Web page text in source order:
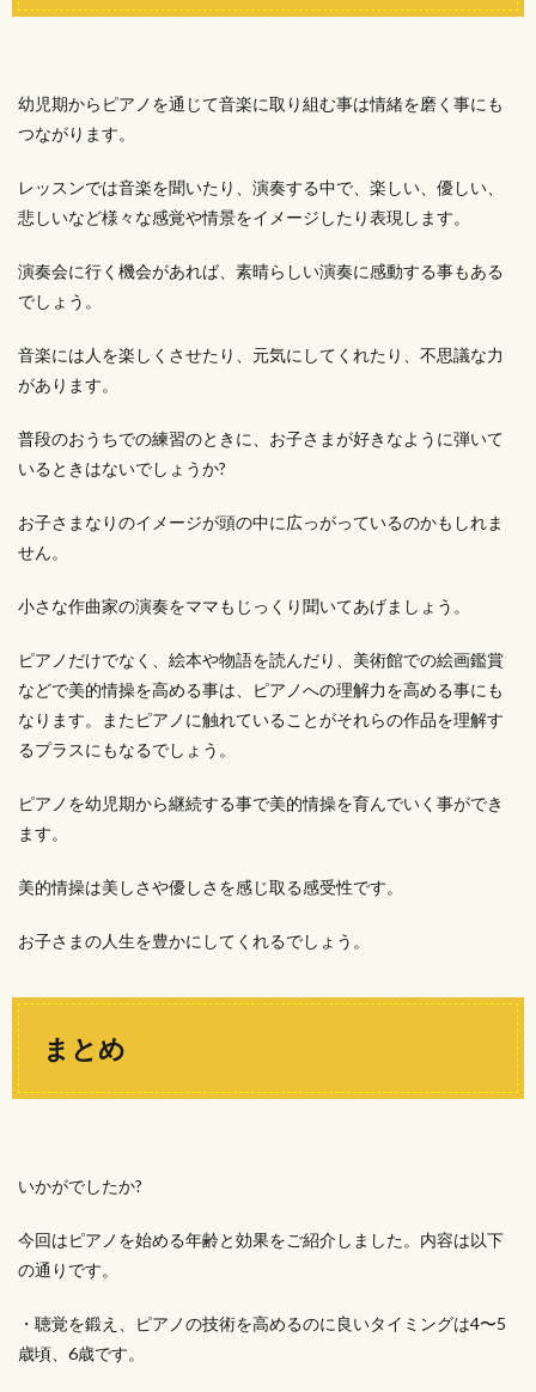
幼児期からピアノを通じて音楽に取り組む事は情緒を磨く事にも
つながります。
レッスンでは音楽を聞いたり、演奏する中で、楽しい、優しい、
悲しいなど様々な感覚や情景をイメージしたり表現します。
演奏会に行く機会があれば、素晴らしい演奏に感動する事もある
でしょう。
音楽には人を楽しくさせたり、元気にしてくれたり、不思議な力
があります。
普段のおうちでの練習のときに、お子さまが好きなように弾いて
いるときはないでしょうか?
お子さまなりのイメージが頭の中に広っがっているのかもしれま
せん。
小さな作曲家の演奏をママもじっくり聞いてあげましょう。
ピアノだけでなく、絵本や物語を読んだり、美術館での絵画鑑賞
などで美的情操を高める事は、ピアノへの理解力を高める事にも
なります。またピアノに触れていることがそれらの作品を理解す
るプラスにもなるでしょう。
ピアノを幼児期から継続する事で美的情操を育んでいく事ができ
ます。
美的情操は美しさや優しさを感じ取る感受性です。
お子さまの人生を豊かにしてくれるでしょう。
まとめ
いかがでしたか?
今回はピアノを始める年齢と効果をご紹介しました。内容は以下
の通りです。
・聴覚を鍛え、ピアノの技術を高めるのに良いタイミングは4〜5
歳頃、6歳です。